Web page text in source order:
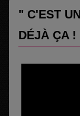
" C'EST
DÉJÀ ÇA !